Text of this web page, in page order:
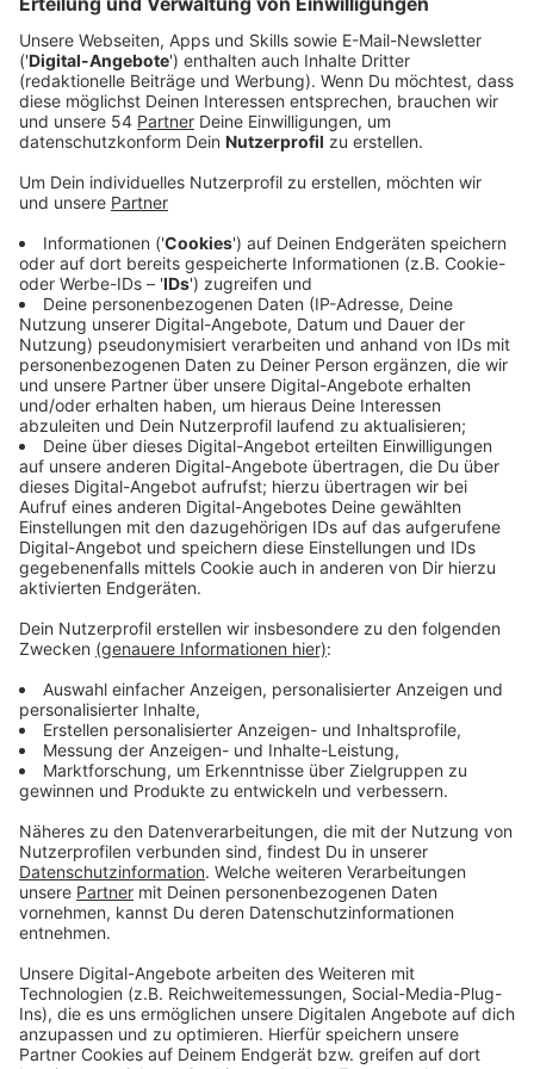
Anzeige
Heute (30.12.) und morgen an Silvester findet die
Abholung wie gewohnt statt. An Neujahr bleiben die
Müllwagen dagegen im Depot stehen. Dann findet
keine Abholung statt. Erst ab Donnerstag ist die GEM
dann wieder im Stadtgebiet unterwegs. Außerdem hat
der Wertstoffhof Heidgesberg morgen bis 12 Uhr
geöffnet. Der Wertstoffhof Luisental bleibt an
Silvester zu. Wann bei euch in dieser Woche der Müll
abgeholt wird, haben wir hier in der Übersicht:
⦁ Am Montag, 30. Dezember, und Dienstag, 31.
Dezember, findet die Abfuhr wie gewohnt statt.
⦁ Am Mittwoch, 1. Januar, findet keine Abfuhr statt.
⦁ Am Donnerstag, 2. Januar, werden die
Restmülltonnen im Bezirk 3, die Biotonnen im Bezirk 8
und die Papiertonnen im Bezirk 1 entleert. Die Gelben
Säcke werden im Bezirk 4 eingesammelt.
⦁ Am Freitag, 3. Januar, werden die Restmülltonnen im
Bezirk 10, die Biotonnen im Bezirk 9, sowie die
Papiertonnen im Bezirk 5 geleert. Gelbe Säcke werden
im Bezirk 2 eingesammelt.
⦁ Am Samstag, 4. Januar, werden die Restmülltonnen
im Bezirk 8, die Biotonnen im Bezirk 1 und die